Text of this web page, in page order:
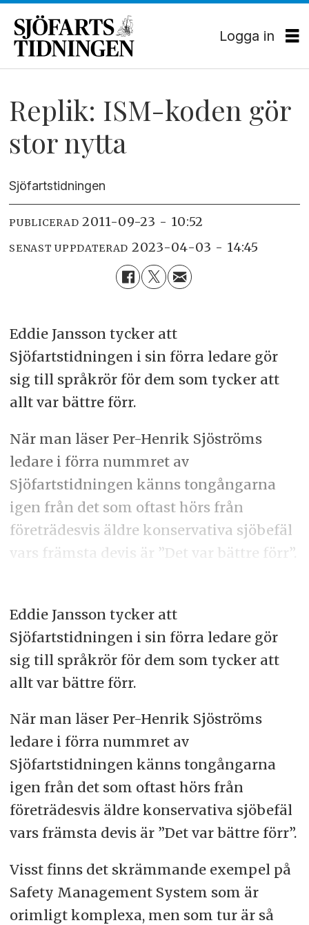
Logga in
Replik: ISM-koden gör
stor nytta
Sjöfartstidningen
PUBLICERAD 2011-09-23 - 10:52
SENAST UPPDATERAD 2023-04-03 - 14:45
Eddie Jansson tycker att
Sjöfartstidningen i sin förra ledare gör
sig till språkrör för dem som tycker att
allt var bättre förr.
När man läser Per-Henrik Sjöströms
ledare i förra nummret av
Sjöfartstidningen känns tongångarna
igen från det som oftast hörs från
företrädesvis äldre konservativa sjöbefäl
vars främsta devis är ”Det var bättre förr”.
Eddie Jansson tycker att
Sjöfartstidningen i sin förra ledare gör
sig till språkrör för dem som tycker att
allt var bättre förr.
När man läser Per-Henrik Sjöströms
ledare i förra nummret av
Sjöfartstidningen känns tongångarna
igen från det som oftast hörs från
företrädesvis äldre konservativa sjöbefäl
vars främsta devis är ”Det var bättre förr”.
Visst finns det skrämmande exempel på
Safety Management System som är
orimligt komplexa, men som tur är så